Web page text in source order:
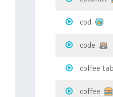
cod
code
coffee
coffee